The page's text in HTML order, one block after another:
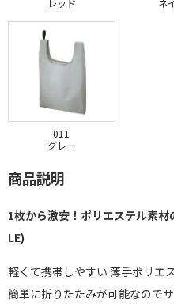
011
グレー
商品説明
1枚から激安！ポリエステル素
LE)
軽くて携帯しやすい 薄手ポリエ
簡単に折りたたみが可能なので